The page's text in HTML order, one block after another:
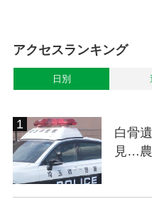
アクセスランキング
日別
白骨
見…